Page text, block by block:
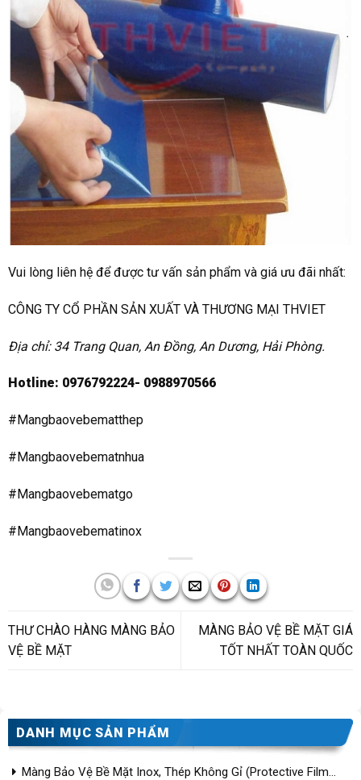
Vui lòng liên hệ để được tư vấn sản phẩm và giá ưu đãi nhất:
CÔNG TY CỔ PHẦN SẢN XUẤT VÀ THƯƠNG MẠI THVIET
Địa chỉ: 34 Trang Quan, An Đồng, An Dương, Hải Phòng.
Hotline: 0976792224- 0988970566
#Mangbaovebematthep
#Mangbaovebematnhua
#Mangbaovebematgo
#Mangbaovebematinox
THƯ CHÀO HÀNG MÀNG BẢO
VỆ BỀ MẶT
MÀNG BẢO VỆ BỀ MẶT GIÁ
TỐT NHẤT TOÀN QUỐC
DANH MỤC SẢN PHẨM
Màng Bảo Vệ Bề Mặt Inox, Thép Không Gỉ (Protective Film